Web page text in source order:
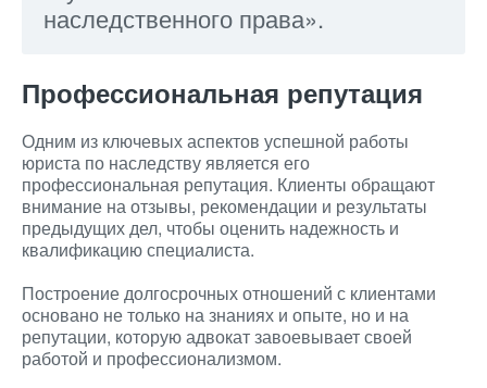
наследственного права».
Профессиональная репутация
Одним из ключевых аспектов успешной работы
юриста по наследству является его
профессиональная репутация. Клиенты обращают
внимание на отзывы, рекомендации и результаты
предыдущих дел, чтобы оценить надежность и
квалификацию специалиста.
Построение долгосрочных отношений с клиентами
основано не только на знаниях и опыте, но и на
репутации, которую адвокат завоевывает своей
работой и профессионализмом.